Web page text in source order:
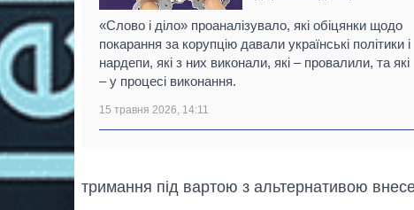
«Слово і діло» проаналізувало, які обіцянки щодо
покарання за корупцію давали українські політики і
нардепи, які з них виконали, які – провалили, та які
– у процесі виконання.
15 травня 2026, 14:11
тримання під вартою з альтернативою